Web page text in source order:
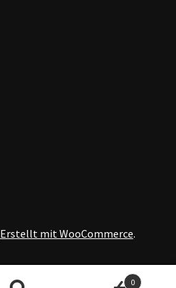
Erstellt mit WooCommerce.
0